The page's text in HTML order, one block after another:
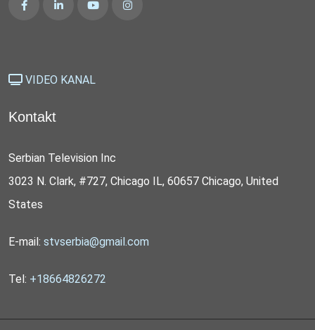
VIDEO KANAL
Kontakt
Serbian Television Inc
3023 N. Clark, #727, Chicago IL, 60657 Chicago, United
States
E-mail: stvserbia@gmail.com
Tel: +18664826272